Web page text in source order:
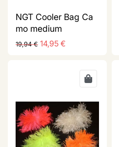
NGT Cooler Bag Ca
mo medium
19,94€ 14,95 €